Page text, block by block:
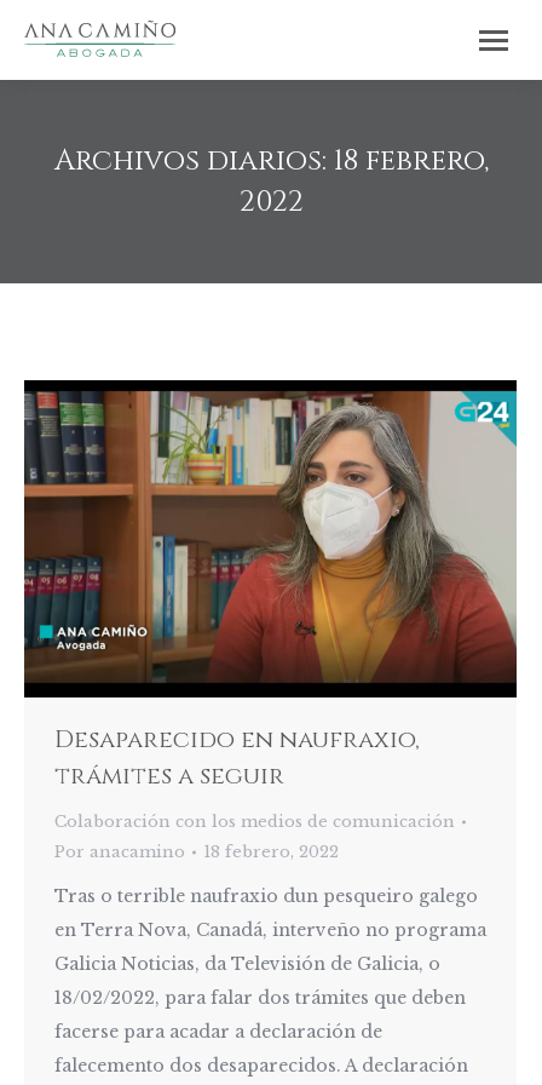
Archivos diarios: 18 febrero,
2022
Desaparecido en naufraxio,
trámites a seguir
Colaboración con los medios de comunicación
Por anacamino 18 febrero, 2022
Tras o terrible naufraxio dun pesqueiro galego
en Terra Nova, Canadá, interveño no programa
Galicia Noticias, da Televisión de Galicia, o
18/02/2022, para falar dos trámites que deben
facerse para acadar a declaración de
falecemento dos desaparecidos. A declaración